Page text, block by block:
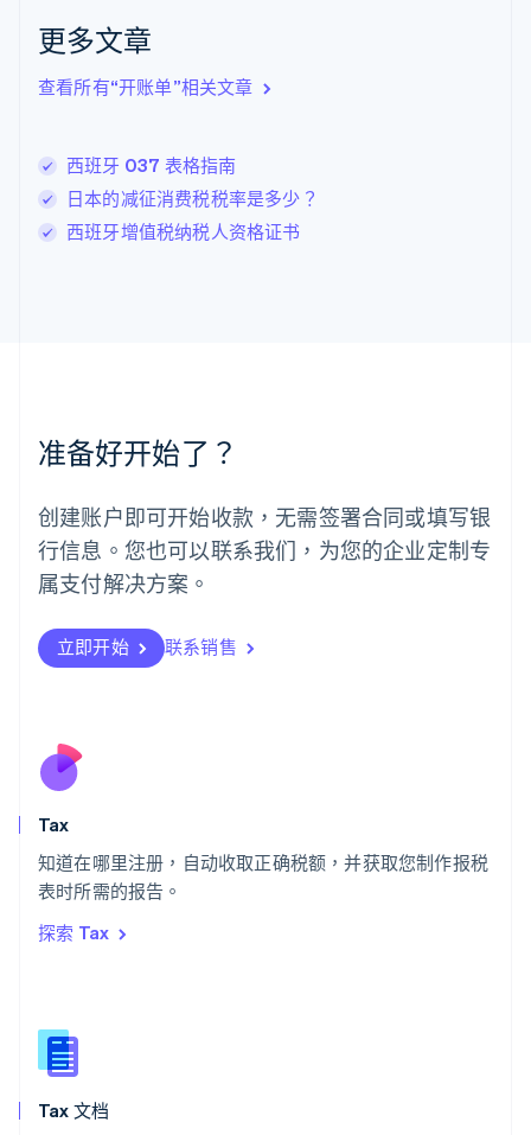
更多文章
查看所有“开账单”相关文章
西班牙 037 表格指南
日本的减征消费税税率是多少？
西班牙增值税纳税人资格证书
准备好开始了？
创建账户即可开始收款，无需签署合同或填写银
行信息。您也可以联系我们，为您的企业定制专
属支付解决方案。
立即开始 联系销售
Tax
知道在哪里注册，自动收取正确税额，并获取您制作报税
表时所需的报告。
探索 Tax
Tax 文档
English Italiano
拉脱维亚
立陶宛
DeutschEnglish
卢森堡
Français Deutsch English
罗马尼亚
墨西哥
EspañolEnglish
English
葡萄牙
PortuguêsEnglish
日本
瑞典
Svenska English
瑞士
English
斯洛伐克
泰国
ไทยEnglish
English
English
新西兰
匈牙利